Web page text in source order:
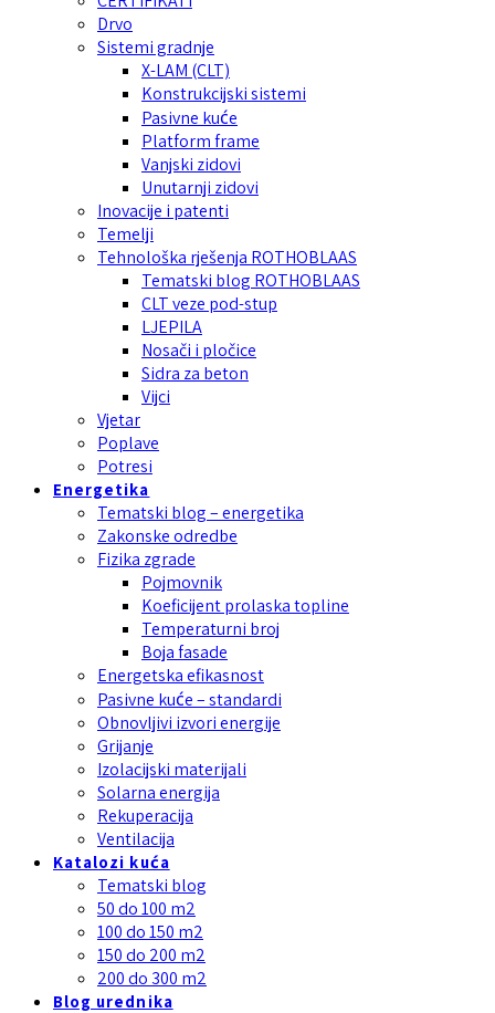
Drvo
Sistemi gradnje
X-LAM (CLT)
Konstrukcijski sistemi
Pasivne kuće
Platform frame
Vanjski zidovi
Unutarnji zidovi
Inovacije i patenti
Temelji
Tehnološka rješenja ROTHOBLAAS
Tematski blog ROTHOBLAAS
CLT veze pod-stup
LJEPILA
Nosači i pločice
Sidra za beton
Vijci
Vjetar
Poplave
Potresi
Energetika
Tematski blog – energetika
Zakonske odredbe
Fizika zgrade
Pojmovnik
Koeficijent prolaska topline
Temperaturni broj
Boja fasade
Energetska efikasnost
Pasivne kuće – standardi
Obnovljivi izvori energije
Grijanje
Izolacijski materijali
Solarna energija
Rekuperacija
Ventilacija
Katalozi kuća
Tematski blog
50 do 100 m2
100 do 150 m2
150 do 200 m2
200 do 300 m2
Blog urednika